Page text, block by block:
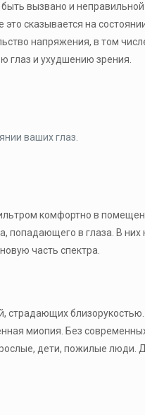
вызвано и неправильной
сказывается на
напряжения, в том
глаз и ухудшению зрения.
ваших глаз.
комфортно в
попадающего в глаза. В них
часть спектра.
страдающих
миопия. Без
дети, пожилые люди.